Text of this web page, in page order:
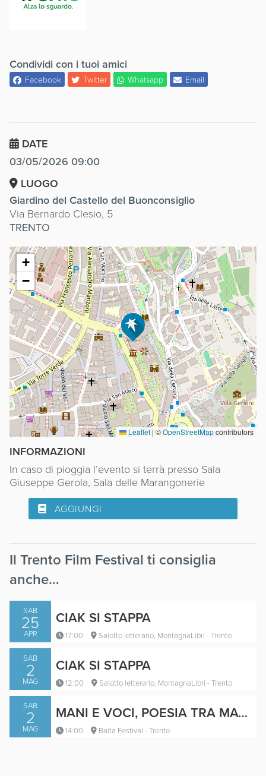
Condividi con i tuoi amici
Facebook Twitter Whatsapp Email
DATE
03/05/2026 09:00
LUOGO
Giardino del Castello del Buonconsiglio
Via Bernardo Clesio, 5
TRENTO
+
−
Leaflet | ©OpenStreetMapcontributors
INFORMAZIONI
In caso di pioggia l’evento si terrà presso Sala
Giuseppe Gerola, Sala delle Marangonerie
AGGIUNGI
Il Trento Film Festival ti consiglia
anche…
SAB
25
APR
CIAK SI STAPPA
17:00 Salotto letterario, MontagnaLibri - Trento
SAB
2
MAG
CIAK SI STAPPA
12:00 Salotto letterario, MontagnaLibri - Trento
SAB
2
MAG
MANI E VOCI, POESIA TRA MATERIA E PAROLE
14:00 Baita Festival - Trento